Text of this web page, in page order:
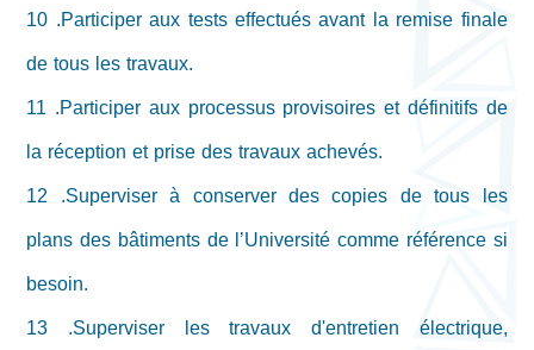
10 .Participer aux tests effectués avant la remise finale
de tous les travaux.
11 .Participer aux processus provisoires et définitifs de
la réception et prise des travaux achevés.
12 .Superviser à conserver des copies de tous les
plans des bâtiments de l’Université comme référence si
besoin.
13 .Superviser les travaux d'entretien électrique,